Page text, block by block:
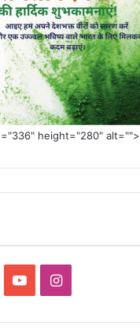
height="280" alt="">
YouTubeInstagram